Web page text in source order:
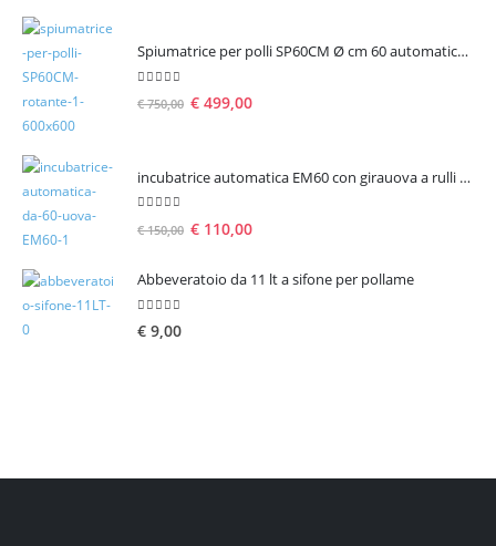
Spiumatrice per polli SP60CM Ø cm 60 automatica rotante
€750,00 € 499,00
incubatrice automatica EM60 con girauova a rulli per 60 uova
€150,00 € 110,00
Abbeveratoio da 11 lt a sifone per pollame
€ 9,00